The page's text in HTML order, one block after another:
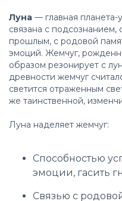
Луна — главная планета-
связана с подсознанием,
прошлым, с родовой
эмоций. Жемчуг,
образом резонирует с
древности жемчуг
светится отраженным
же таинственной,
Луна наделяет жемчуг:
Способностью
эмоции, гасить
Связью с